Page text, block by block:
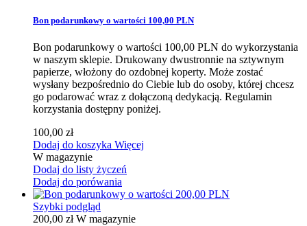
Bon podarunkowy o wartości 100,00 PLN
Bon podarunkowy o wartości 100,00 PLN do wykorzystania
w naszym sklepie. Drukowany dwustronnie na sztywnym
papierze, włożony do ozdobnej koperty. Może zostać
wysłany bezpośrednio do Ciebie lub do osoby, której chcesz
go podarować wraz z dołączoną dedykacją. Regulamin
korzystania dostępny poniżej.
100,00 zł
Dodaj do koszyka Więcej
W magazynie
Dodaj do listy życzeń
Dodaj do porówania
Szybki podgląd
200,00 złW magazynie